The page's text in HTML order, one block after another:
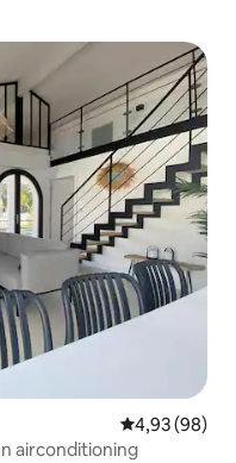
Gemiddelde
4,93 (98)
airconditioning